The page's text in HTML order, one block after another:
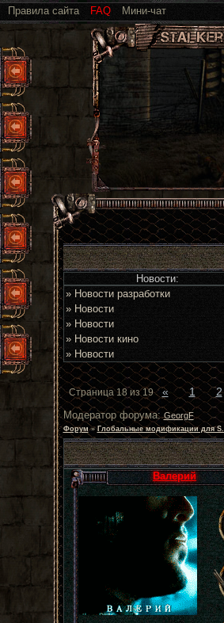
Правила сайта FAQ Мини-чат
Новости:
» Новости разработки
» Новости
» Новости
» Новости кино
» Новости
Страница18 из19 « 1 2
Модератор форума:GeorgF
Форум » Глобальные модификации для
Валерий